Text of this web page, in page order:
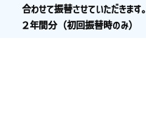
合わせて振替させていただきます。
２年間分（初回振替時のみ）